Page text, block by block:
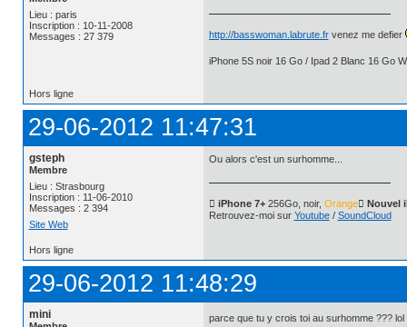
Lieu : paris
Inscription : 10-11-2008
Messages : 27 379
http://basswoman.labrute.frvenez me defier
iPhone 5S noir 16 Go / Ipad 2 Blanc 16 Go
Hors ligne
29-06-2012 11:47:31
gsteph
Membre
Lieu : Strasbourg
Inscription : 11-06-2010
Messages : 2 394
Site Web
Ou alors c'est un surhomme...
 iPhone 7+256Go, noir, Orange Nouvel
Retrouvez-moi sur Youtube/ SoundCloud
Hors ligne
29-06-2012 11:48:29
mini parce que tu y crois toi au surhomme ???